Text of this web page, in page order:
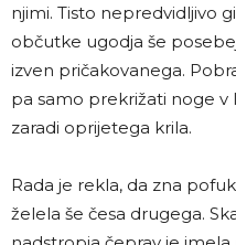
njimi. Tisto nepredvidljivo
občutke ugodja še
izven pričakovanega.
pa samo prekrižati noge
zaradi oprijetega krila.
Rada je rekla, da zna
želela še česa drugega.